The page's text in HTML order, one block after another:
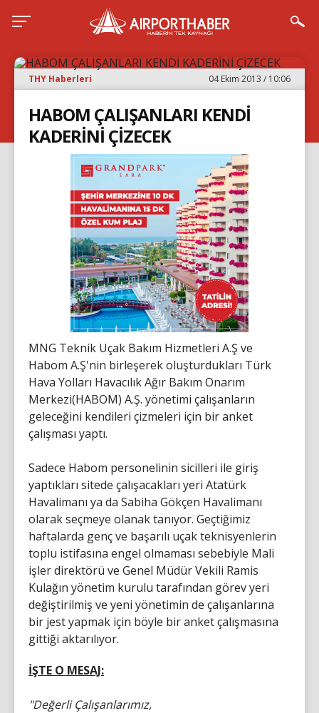
THY Haberleri 04 Ekim 2013 / 10:06
HABOM ÇALIŞANLARI KENDİ
KADERİNİ ÇİZECEK
MNG Teknik Uçak Bakım Hizmetleri A.Ş ve
Habom A.Ş'nin birleşerek oluşturdukları Türk
Hava Yolları Havacılık Ağır Bakım Onarım
Merkezi(HABOM) A.Ş. yönetimi çalışanların
geleceğini kendileri çizmeleri için bir anket
çalışması yaptı.
Sadece Habom personelinin sicilleri ile giriş
yaptıkları sitede çalışacakları yeri Atatürk
Havalimanı ya da Sabiha Gökçen Havalimanı
olarak seçmeye olanak tanıyor. Geçtiğimiz
haftalarda genç ve başarılı uçak teknisyenlerin
toplu istifasına engel olmaması sebebiyle Mali
işler direktörü ve Genel Müdür Vekili Ramis
Kulağın yönetim kurulu tarafından görev yeri
değiştirilmiş ve yeni yönetimin de çalışanlarına
bir jest yapmak için böyle bir anket çalışmasına
gittiği aktarılıyor.
İŞTE O MESAJ:
"Değerli Çalışanlarımız,